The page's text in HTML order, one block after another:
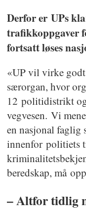
Derfor er UPs
trafikkoppgaver
fortsatt løses
«UP vil virke
særorgan, hvor
12 politidistrikt
vegvesen. Vi
en nasjonal faglig
innenfor politiets
beredskap, må
– Altfor tidlig